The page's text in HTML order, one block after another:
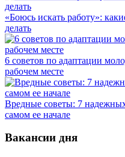
«Боюсь искать работу»:
делать
6 советов по адаптации
рабочем месте
Вредные советы: 7
самом ее начале
Вакансии дня